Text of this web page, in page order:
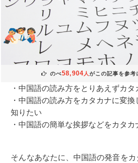
のべ58,904人 がこの記事を参考
中国語の読み方をとりあえずカタ
中国語の読み方をカタカナに変
知りたい
中国語の簡単な挨拶などをカタカ
そんなあなたに、中国語の発音をカ